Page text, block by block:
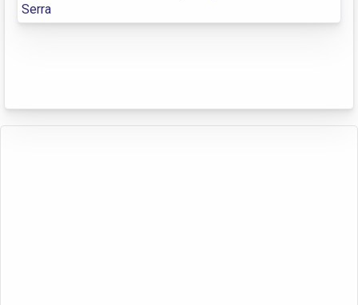
Serra